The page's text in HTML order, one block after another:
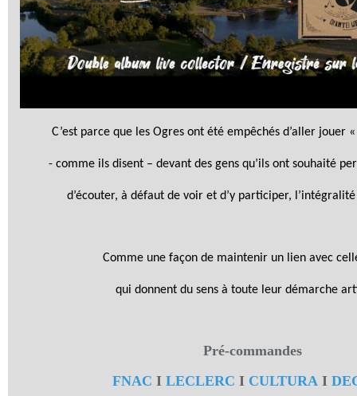
C’est parce que les Ogres ont été empêchés d’aller jouer
- comme ils disent – devant des gens qu’ils ont souhaité
d’écouter, à défaut de voir et d’y participer,
Comme une façon de maintenir un lien avec
qui donnent du sens à toute leur démarche
Pré-commandes
FNAC I LECLERC I CULTURA I